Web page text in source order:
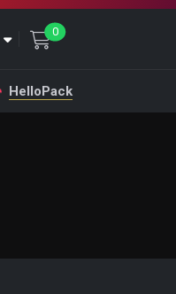
0unread messages
HelloPack